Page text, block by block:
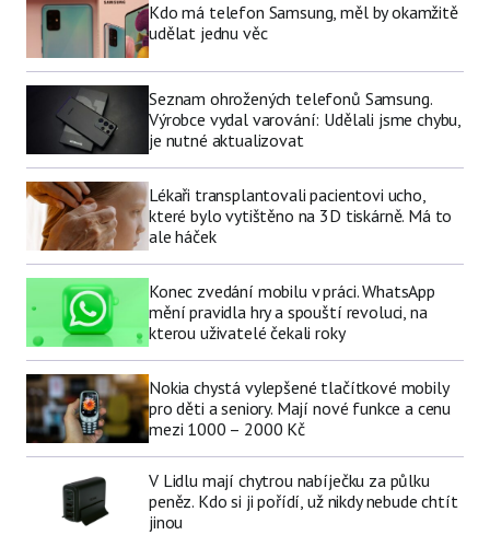
Kdo má telefon Samsung, měl by okamžitě
udělat jednu věc
Seznam ohrožených telefonů Samsung.
Výrobce vydal varování: Udělali jsme chybu,
je nutné aktualizovat
Lékaři transplantovali pacientovi ucho,
které bylo vytištěno na 3D tiskárně. Má to
ale háček
Konec zvedání mobilu v práci. WhatsApp
mění pravidla hry a spouští revoluci, na
kterou uživatelé čekali roky
Nokia chystá vylepšené tlačítkové mobily
pro děti a seniory. Mají nové funkce a cenu
mezi 1000 – 2000 Kč
V Lidlu mají chytrou nabíječku za půlku
peněz. Kdo si ji pořídí, už nikdy nebude chtít
jinou